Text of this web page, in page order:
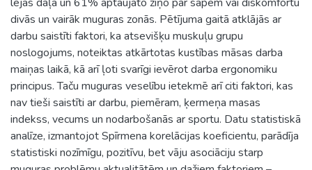
divās un vairāk muguras zonās. Pētījuma gaitā atklājās ar
darbu saistīti faktori, ka atsevišķu muskuļu grupu
noslogojums, noteiktas atkārtotas kustības māsas darba
maiņas laikā, kā arī ļoti svarīgi ievērot darba ergonomiku
principus. Taču muguras veselību ietekmē arī citi faktori, kas
nav tieši saistīti ar darbu, piemēram, ķermeņa masas
indekss, vecums un nodarbošanās ar sportu. Datu statistiskā
analīze, izmantojot Spīrmena korelācijas koeficientu, parādīja
statistiski nozīmīgu, pozitīvu, bet vāju asociāciju starp